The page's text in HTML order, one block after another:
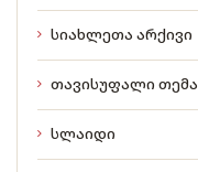
სიახლეთა არქივი
თავისუფალი თემა
სლაიდი